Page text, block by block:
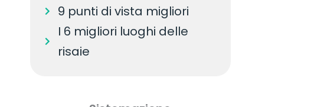
9 punti di vista migliori
I 6 migliori luoghi delle
risaie